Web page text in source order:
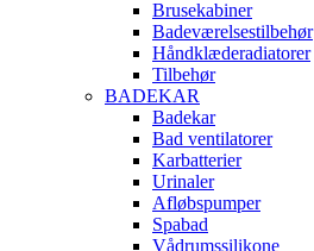
Brusekabiner
Badeværelsestilbehør
Håndklæderadiatorer
Tilbehør
BADEKAR
Badekar
Bad ventilatorer
Karbatterier
Urinaler
Afløbspumper
Spabad
Vådrumssilikone